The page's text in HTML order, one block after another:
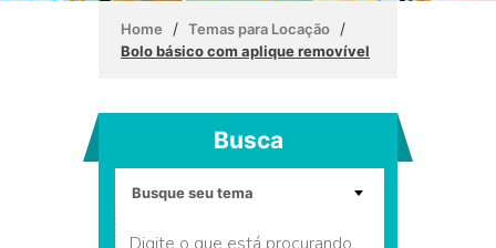
Home / Temas para Locação /
Bolo básico com aplique removível
Busca